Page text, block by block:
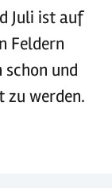
Juli ist auf
Feldern
schon und
werden.